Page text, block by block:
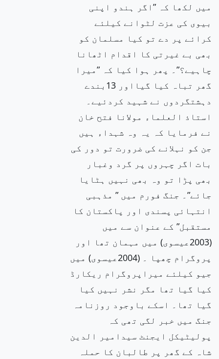
میں لکھا کہ ”اگر ہندو اپنی
بیوی کی عزت لٹوانے کیلئے
کرائے پر دے تو کیا مسلمان کو
بھی بے غیرتی کا اقدام اٹھانا
چاہیے؟”۔ پھر ہوا کیا کہ ”میرا
گھر تباہ کیا گیااور 13بندے
دہشتگردوں نے شہید کردئیے۔
استاذ العلماء مولانا فتح خان
نے فرمایا کہ یہ وہ شہداء ہیں
جن کو نہلانے کی ضرورت تو دور کی
بات اگر چہروں پر گرد وغبار
بھی پڑا تو وہ بھی نہیں ہٹایا
جائے”۔ جنگ فورم میں ” مذہبی
انتہائی پسندی اور پاکستان کا
مستقبل” کے عنوان سے میں
(2003عیسوی) میں مہمان تھا اور
پروگرام چھپا ۔ (2004عیسوی) میں
جیو کیلئے میراپروگرام ریکارڈ
کیا گیا تھا مگر نشر نہیں کیا
گیا تھا۔ اسکے باوجود روزنامہ
جنگ میں خبر لگی تھی کہ
پولیٹیکل ایجنٹ سیدامیر الدین
شاہ کے گھر پر طالبان کا حملہ